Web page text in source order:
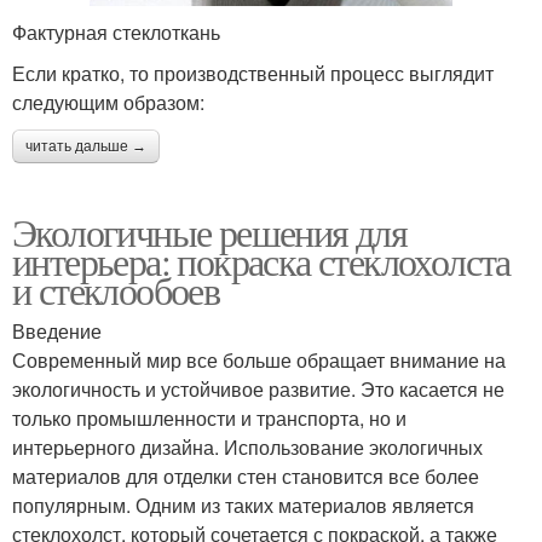
Фактурная стеклоткань
Если кратко, то производственный процесс выглядит
следующим образом:
читать дальше →
Экологичные решения для
интерьера: покраска стеклохолста
и стеклообоев
Введение
Современный мир все больше обращает внимание на
экологичность и устойчивое развитие. Это касается не
только промышленности и транспорта, но и
интерьерного дизайна. Использование экологичных
материалов для отделки стен становится все более
популярным. Одним из таких материалов является
стеклохолст, который сочетается с покраской, а также